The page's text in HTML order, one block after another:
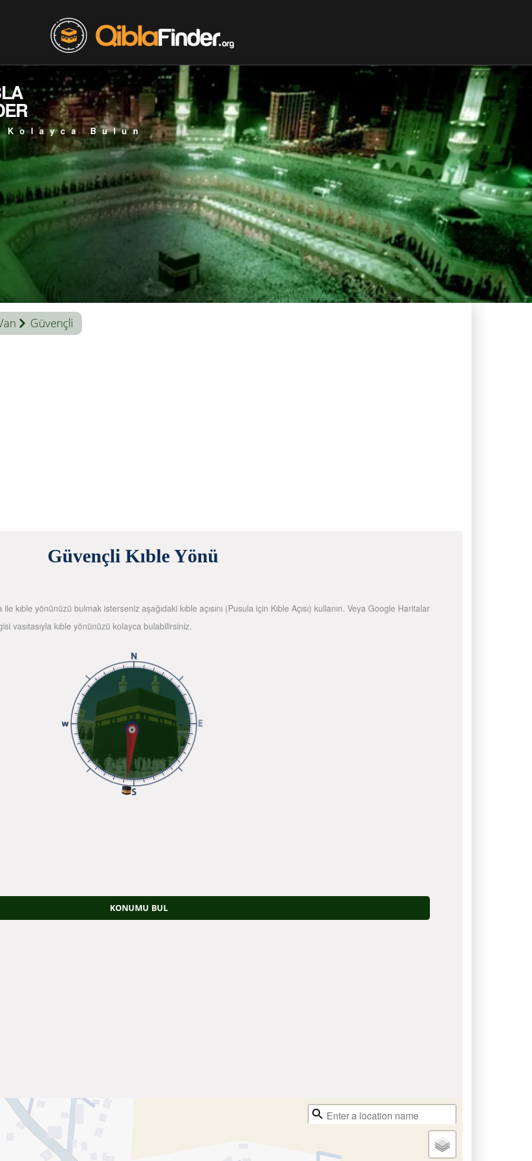
Kolayca Bulun
Güvençli
Güvençli Kıble Yönü
kıble yönünüzü bulmak isterseniz aşağıdaki kıble açısını (Pusula için Kıble Açısı) kullanın. Veya Google Haritalar
vasıtasıyla kıble yönünüzü kolayca bulabilirsiniz.
KONUMU BUL